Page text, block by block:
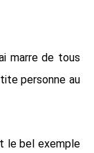
marre de tous
personne au
le bel exemple